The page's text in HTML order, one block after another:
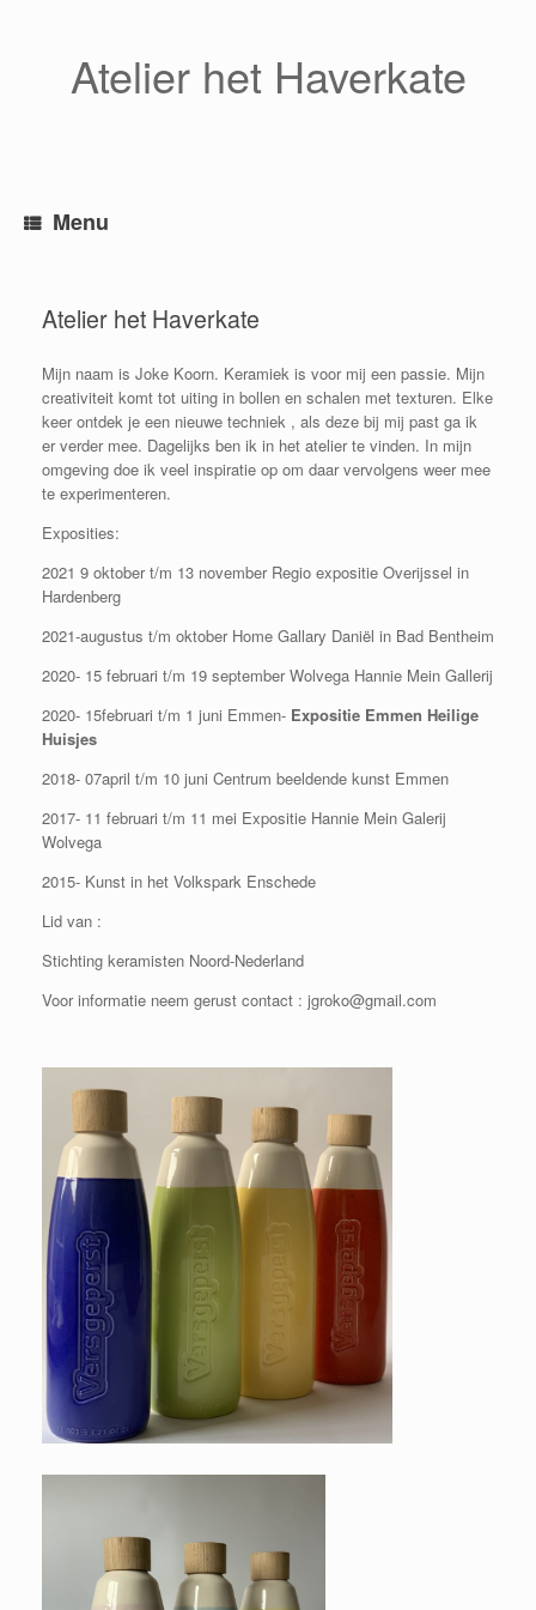
Atelier het Haverkate
Menu
Atelier het Haverkate
Mijn naam is Joke Koorn. Keramiek is voor mij een passie. Mijn
creativiteit komt tot uiting in bollen en schalen met texturen. Elke
keer ontdek je een nieuwe techniek , als deze bij mij past ga ik
er verder mee. Dagelijks ben ik in het atelier te vinden. In mijn
omgeving doe ik veel inspiratie op om daar vervolgens weer mee
te experimenteren.
Exposities:
2021 9 oktober t/m 13 november Regio expositie Overijssel in
Hardenberg
2021-augustus t/m oktober Home Gallary Daniël in Bad Bentheim
2020- 15 februari t/m 19 september Wolvega Hannie Mein Gallerij
2020- 15februari t/m 1 juni Emmen- Expositie Emmen Heilige
Huisjes
2018- 07april t/m 10 juni Centrum beeldende kunst Emmen
2017- 11 februari t/m 11 mei Expositie Hannie Mein Galerij
Wolvega
2015- Kunst in het Volkspark Enschede
Lid van :
Stichting keramisten Noord-Nederland
Voor informatie neem gerust contact : jgroko@gmail.com